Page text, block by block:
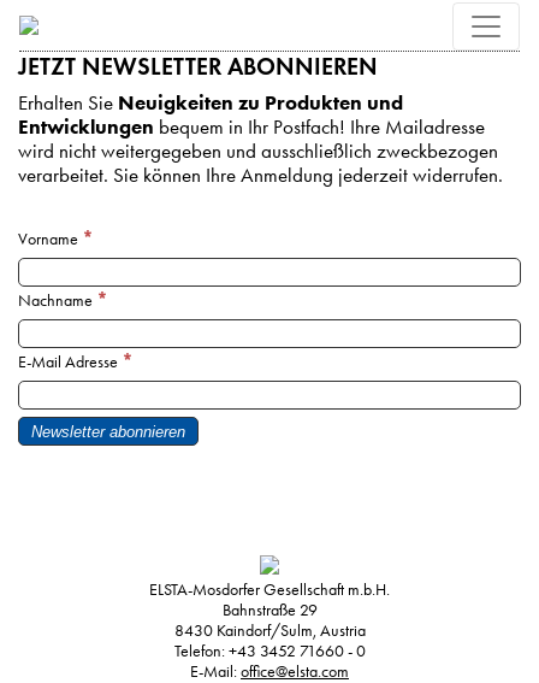
JETZT NEWSLETTER ABONNIEREN
Erhalten Sie Neuigkeiten zu Produkten und
Entwicklungen bequem in Ihr Postfach! Ihre Mailadresse
wird nicht weitergegeben und ausschließlich zweckbezogen
verarbeitet. Sie können Ihre Anmeldung jederzeit widerrufen.
Vorname *
Nachname *
E-Mail Adresse *
ELSTA-Mosdorfer Gesellschaft m.b.H.
Bahnstraße 29
8430 Kaindorf/Sulm, Austria
Telefon:+43 3452 71660 - 0
E-Mail:office@elsta.com